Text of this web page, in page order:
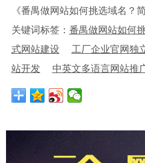
《番禺做网站如何挑选域名？
关键词标签： 番禺做网站如何
式网站建设
工厂企业官网独
站开发
中英文多语言网站推